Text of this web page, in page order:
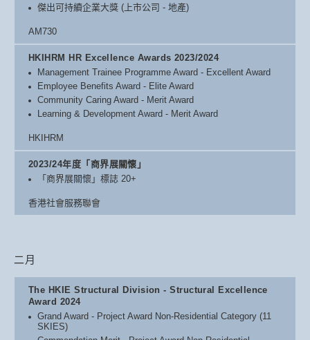
傑出可持續企業大獎 (上市公司 - 地產)
AM730
HKIHRM HR Excellence Awards 2023/2024
Management Trainee Programme Award - Excellent Award
Employee Benefits Award - Elite Award
Community Caring Award - Merit Award
Learning & Development Award - Merit Award
HKIHRM
2023/24年度「商界展關懷」
「商界展關懷」標誌 20+
香港社會服務聯會
二月
The HKIE Structural Division - Structural Excellence
Award 2024
Grand Award - Project Award Non-Residential Category (11
SKIES)